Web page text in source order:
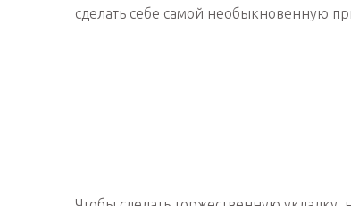
сделать себе самой необыкновенную